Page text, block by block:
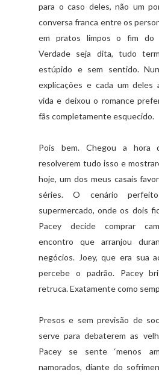
para o caso deles, não um
conversa franca entre os
em pratos limpos o fim do
Verdade seja dita, tudo
estúpido e sem sentido.
explicações e cada um deles
vida e deixou o romance
fãs completamente esquecido.
Pois bem. Chegou a hora
resolverem tudo isso e
hoje, um dos meus casais
séries. O cenário
supermercado, onde os dois
Pacey decide comprar
encontro que arranjou
negócios. Joey, que era sua
percebe o padrão. Pacey
retruca. Exatamente como
Presos e sem previsão de
serve para debaterem as
Pacey se sente ‘menos
namorados, diante do